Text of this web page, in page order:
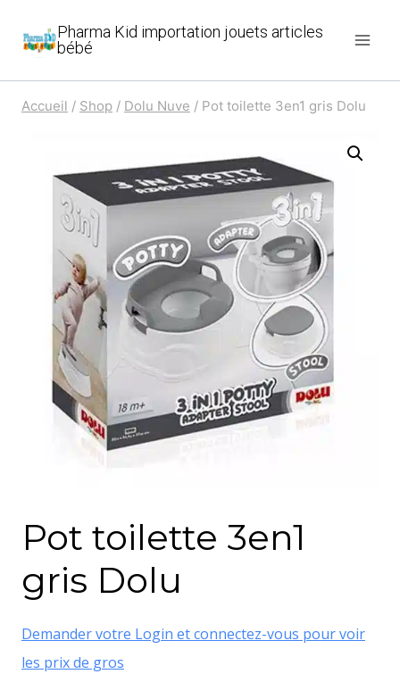
Pharma Kid importation jouets articles
bébé
Accueil / Shop / Dolu Nuve / Pot toilette 3en1 gris Dolu
Pot toilette 3en1
gris Dolu
Demander votre Login et connectez-vous pour voir
les prix de gros